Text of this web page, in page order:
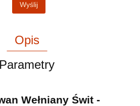
Wyślij
Opis
Parametry
Wełniany Świt -